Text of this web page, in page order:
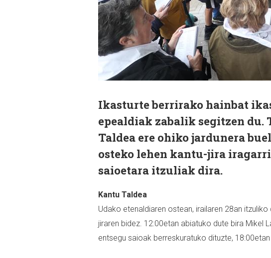
Ikasturte berrirako hainbat
epealdiak zabalik segitzen du.
Taldea ere ohiko jardunera
osteko lehen kantu-jira
saioetara itzuliak dira.
Kantu Taldea
Udako etenaldiaren ostean, irailaren 28an
jiraren bidez. 12:00etan abiatuko dute bira Mikel
entsegu saioak berreskuratuko dituzte,